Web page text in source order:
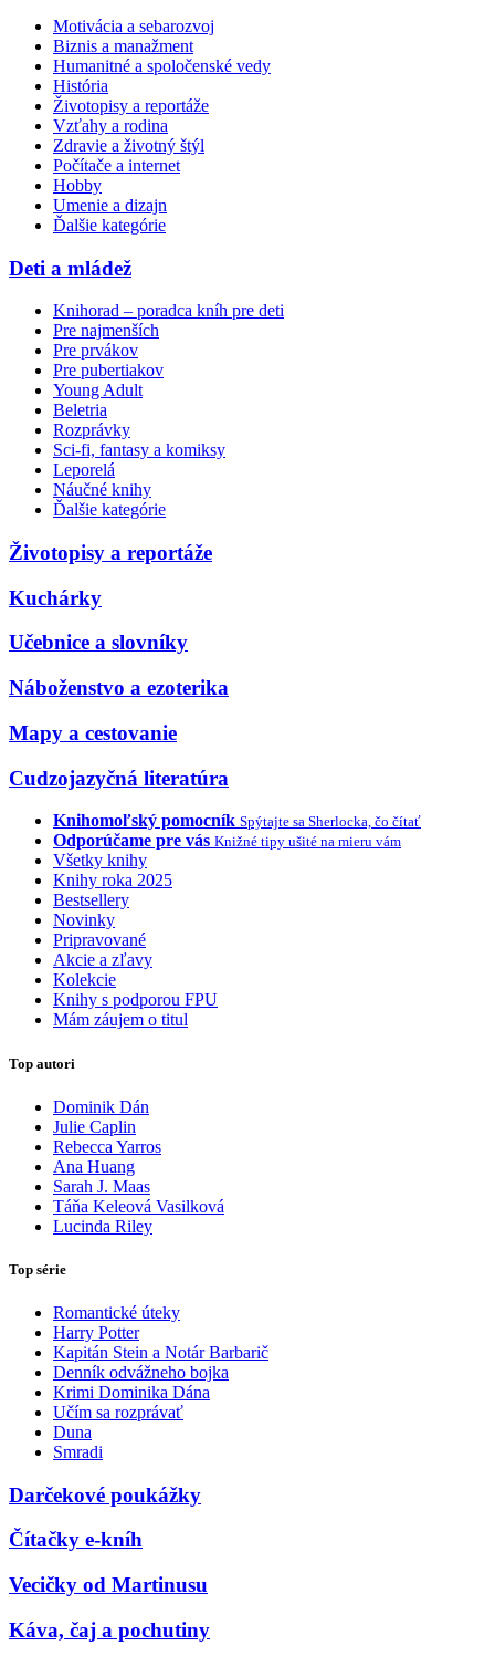
Motivácia a sebarozvoj
Biznis a manažment
Humanitné a spoločenské vedy
História
Životopisy a reportáže
Vzťahy a rodina
Zdravie a životný štýl
Počítače a internet
Hobby
Umenie a dizajn
Ďalšie kategórie
Deti a mládež
Knihorad – poradca kníh pre deti
Pre najmenších
Pre prvákov
Pre pubertiakov
Young Adult
Beletria
Rozprávky
Sci-fi, fantasy a komiksy
Leporelá
Náučné knihy
Ďalšie kategórie
Životopisy a reportáže
Kuchárky
Učebnice a slovníky
Náboženstvo a ezoterika
Mapy a cestovanie
Cudzojazyčná literatúra
Knihomoľský pomocník Spýtajte sa Sherlocka, čo čítať
Odporúčame pre vás Knižné tipy ušité na mieru vám
Všetky knihy
Knihy roka 2025
Bestsellery
Novinky
Pripravované
Akcie a zľavy
Kolekcie
Knihy s podporou FPU
Mám záujem o titul
Top autori
Dominik Dán
Julie Caplin
Rebecca Yarros
Ana Huang
Sarah J. Maas
Táňa Keleová Vasilková
Lucinda Riley
Top série
Romantické úteky
Harry Potter
Kapitán Stein a Notár Barbarič
Denník odvážneho bojka
Krimi Dominika Dána
Učím sa rozprávať
Duna
Smradi
Darčekové poukážky
Čítačky e-kníh
Vecičky od Martinusu
Káva, čaj a pochutiny